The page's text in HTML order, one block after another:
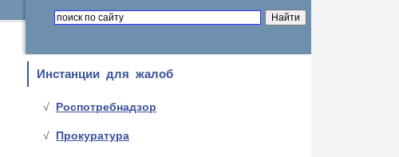
Инстанции для жалоб
Роспотребнадзор
Прокуратура